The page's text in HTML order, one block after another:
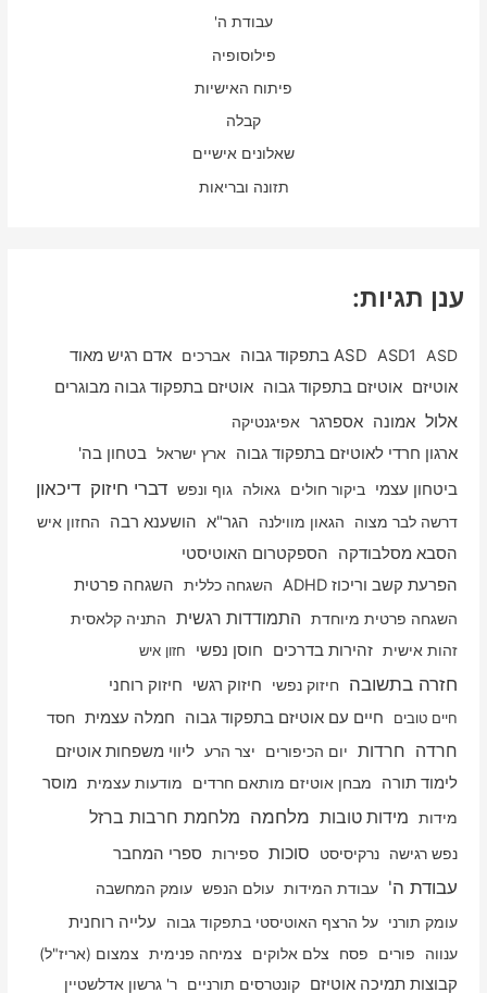
עבודת ה'
פילוסופיה
פיתוח האישיות
קבלה
שאלונים אישיים
תזונה ובריאות
ענן תגיות:
ASD
ASD1 ASD בתפקוד גבוה אברכים אדם רגיש מאוד
אוטיזם אוטיזם בתפקוד גבוה אוטיזם בתפקוד גבוה מבוגרים
אלול אמונה אספרגר אפיגנטיקה
ארגון חרדי לאוטיזם בתפקוד גבוה ארץ ישראל בטחון בה'
ביטחון עצמי ביקור חולים גאולה גוף ונפש דברי חיזוק דיכאון
דרשה לבר מצוה הגאון מווילנה הגר"א הושענא רבה החזון איש
הסבא מסלבודקה
הספקטרום האוטיסטי
הפרעת קשב וריכוז ADHD
השגחה כללית השגחה פרטית
השגחה פרטית מיוחדת התמודדות רגשית התניה קלאסית
זהות אישית זהירות בדרכים חוסן נפשי חזון איש
חזרה בתשובה חיזוק נפשי חיזוק רגשי חיזוק רוחני
חיים טובים חיים עם אוטיזם בתפקוד גבוה חמלה עצמית חסד
חרדה חרדות יום הכיפורים יצר הרע ליווי משפחות אוטיזם
לימוד תורה
מבחן אוטיזם מותאם חרדים מודעות עצמית מוסר
מידות מידות טובות מלחמה מלחמת חרבות ברזל
נפש רגישה נרקיסיסט סוכות ספירות ספרי המחבר
עבודת ה' עבודת המידות עולם הנפש עומק המחשבה
עומק תורני על הרצף האוטיסטי בתפקוד גבוה עלייה רוחנית
ענווה פורים פסח צלם אלוקים צמיחה פנימית צמצום (אריז"ל)
קבוצות תמיכה אוטיזם קונטרסים תורניים ר' גרשון אדלשטיין